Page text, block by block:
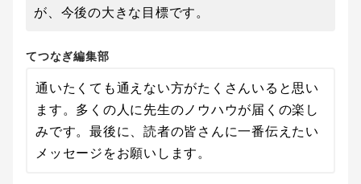
が、今後の大きな目標です。
てつなぎ編集部
通いたくても通えない方がたくさんいると思い
ます。多くの人に先生のノウハウが届くの楽し
みです。最後に、読者の皆さんに一番伝えたい
メッセージをお願いします。